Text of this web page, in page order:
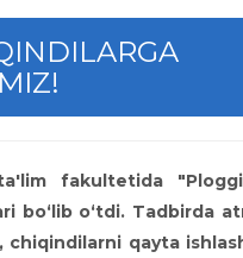
fakultetida
bo‘lib o‘tdi. Tadbirda
chiqindilarni qayta